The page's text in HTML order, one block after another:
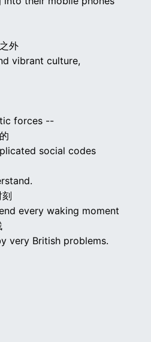
外
vibrant culture,
forces --
social codes
every waking moment
very British problems.